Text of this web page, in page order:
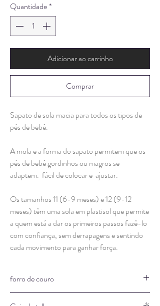
Quantidade*
Adicionar ao carrinho
Comprar
Sapato de sola macia para todos os tipos de
pés de bebê.
A mola e a forma do sapato permitem que os
pés de bebê gordinhos ou magros se
adaptem. fácil de colocar e ajustar.
Os tamanhos 11 (6-9 meses) e 12 (9-12
meses) têm uma sola em plastisol que permite
a quem está a dar os primeiros passos fazê-lo
com confiança, sem derrapagens e sentindo
cada movimento para ganhar força.
forro de couro